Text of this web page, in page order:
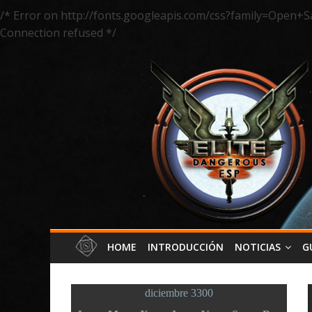
/* Error on http://fonts.googleapis.com/
Connection refused */
HOME INTRODUCCIÓN NOTICIAS
diciembre 3300